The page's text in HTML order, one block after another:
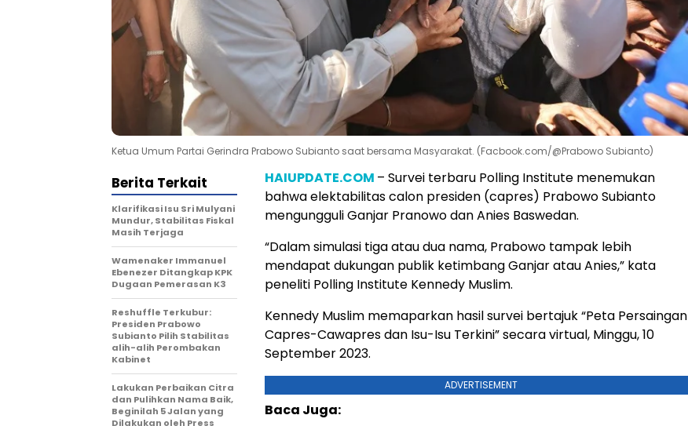
Ketua Umum Partai Gerindra Prabowo Subianto saat bersama Masyarakat. (Facbook.com/@Prabowo Subianto)
HAIUPDATE.COM – Survei terbaru Polling Institute menemukan
bahwa elektabilitas calon presiden (capres) Prabowo Subianto
mengungguli Ganjar Pranowo dan Anies Baswedan.
“Dalam simulasi tiga atau dua nama, Prabowo tampak lebih
mendapat dukungan publik ketimbang Ganjar atau Anies,” kata
peneliti Polling Institute Kennedy Muslim.
Kennedy Muslim memaparkan hasil survei bertajuk “Peta Persaingan
Capres-Cawapres dan Isu-Isu Terkini” secara virtual, Minggu, 10
September 2023.
ADVERTISEMENT
Baca Juga:
Berita Terkait
Klarifikasi Isu Sri Mulyani
Mundur, Stabilitas Fiskal
Masih Terjaga
Wamenaker Immanuel
Ebenezer Ditangkap KPK
Dugaan Pemerasan K3
Reshuffle Terkubur:
Presiden Prabowo
Subianto Pilih Stabilitas
alih-alih Perombakan
Kabinet
Lakukan Perbaikan Citra
dan Pulihkan Nama Baik,
Beginilah 5 Jalan yang
Dilakukan oleh Press